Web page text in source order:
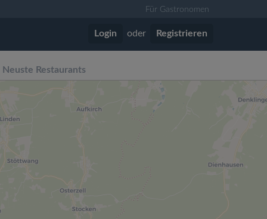
Für Gastronomen
Login oder Registrieren
Neuste Restaurants